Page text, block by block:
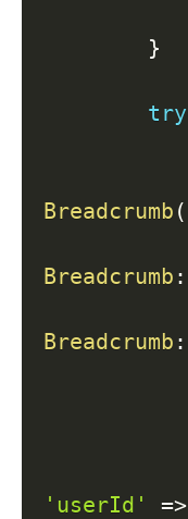
}
try
Breadcrumb (
Breadcrumb
Breadcrumb
'userId' =>